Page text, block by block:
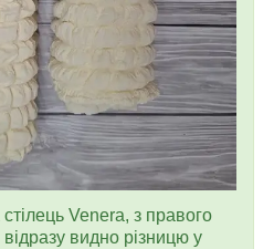
Venera, з правого
видно різницю у